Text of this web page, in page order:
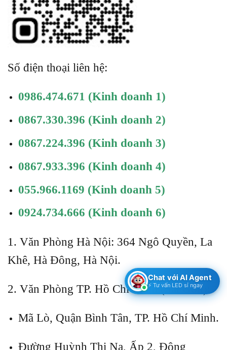
Số điện thoại liên hệ:
0986.474.671 (Kinh doanh 1)
0867.330.396 (Kinh doanh 2)
0867.224.396 (Kinh doanh 3)
0867.933.396 (Kinh doanh 4)
055.966.1169 (Kinh doanh 5)
0924.734.666 (Kinh doanh 6)
1. Văn Phòng Hà Nội: 364 Ngô Quyền, La
Khê, Hà Đông, Hà Nội.
2. Văn Phòng TP. Hồ Chí Minh (Sài Gòn):
Mã Lò, Quận Bình Tân, TP. Hồ Chí Minh.
Đường Huỳnh Thị Na, Ấp 2, Đông
Chat với AI Agent
⚡ Tư vấn LED sỉ ngay